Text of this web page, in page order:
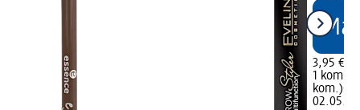
3,95 €
1 kom.
kom.)